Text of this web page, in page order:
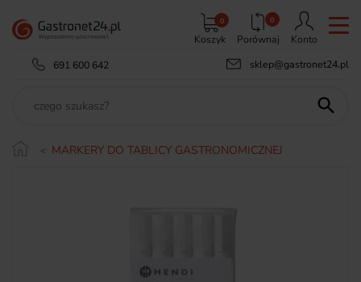
Koszyk
0 0
Porównaj
Konto
691 600 642
sklep@gastronet24.pl

MARKERY DO TABLICY GASTRONOMICZNEJ